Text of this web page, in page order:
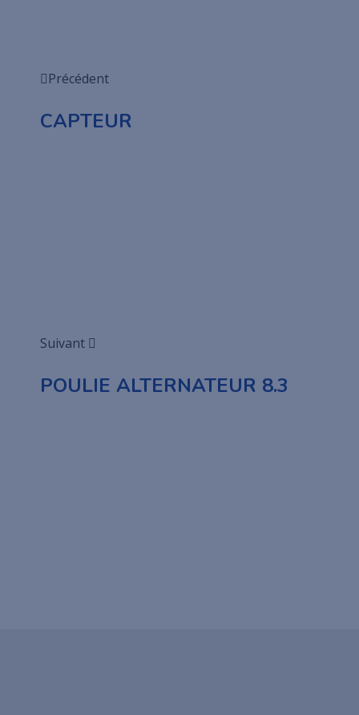
Précédent
CAPTEUR
Suivant
POULIE ALTERNATEUR 8.3